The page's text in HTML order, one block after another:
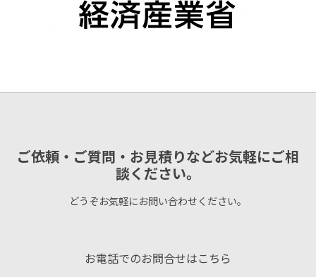
ご依頼・ご質問・お見積りなどお気軽にご相
談ください。
どうぞお気軽にお問い合わせください。
お電話でのお問合せはこちら